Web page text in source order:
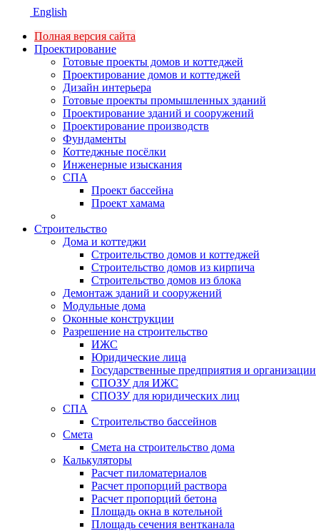
English
Полная версия сайта
Проектирование
Готовые проекты домов и коттеджей
Проектирование домов и коттеджей
Дизайн интерьера
Готовые проекты промышленных зданий
Проектирование зданий и сооружений
Проектирование производств
Фундаменты
Коттеджные посёлки
Инженерные изыскания
СПА
Проект бассейна
Проект хамама
Строительство
Дома и коттеджи
Строительство домов и коттеджей
Строительство домов из кирпича
Строительство домов из блока
Демонтаж зданий и сооружений
Модульные дома
Оконные конструкции
Разрешение на строительство
ИЖС
Юридические лица
Государственные предприятия и организации
СПОЗУ для ИЖС
СПОЗУ для юридических лиц
СПА
Строительство бассейнов
Смета
Смета на строительство дома
Калькуляторы
Расчет пиломатериалов
Расчет пропорций раствора
Расчет пропорций бетона
Площадь окна в котельной
Площадь сечения вентканала